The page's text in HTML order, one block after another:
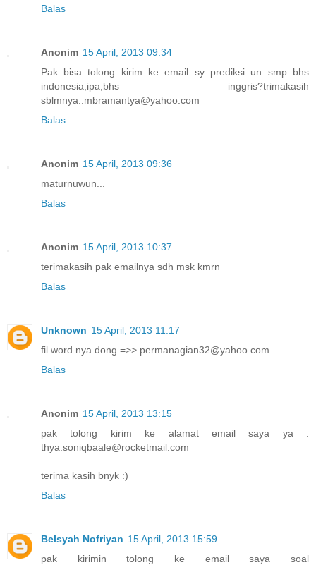
Balas
Anonim 15 April, 2013 09:34
Pak..bisa tolong kirim ke email sy prediksi un smp bhs
indonesia,ipa,bhs inggris?trimakasih
sblmnya..mbramantya@yahoo.com
Balas
Anonim 15 April, 2013 09:36
maturnuwun...
Balas
Anonim 15 April, 2013 10:37
terimakasih pak emailnya sdh msk kmrn
Balas
Unknown 15 April, 2013 11:17
fil word nya dong =>> permanagian32@yahoo.com
Balas
Anonim 15 April, 2013 13:15
pak tolong kirim ke alamat email saya ya :
thya.soniqbaale@rocketmail.com
terima kasih bnyk :)
Balas
Belsyah Nofriyan 15 April, 2013 15:59
pak kirimin tolong ke email saya soal